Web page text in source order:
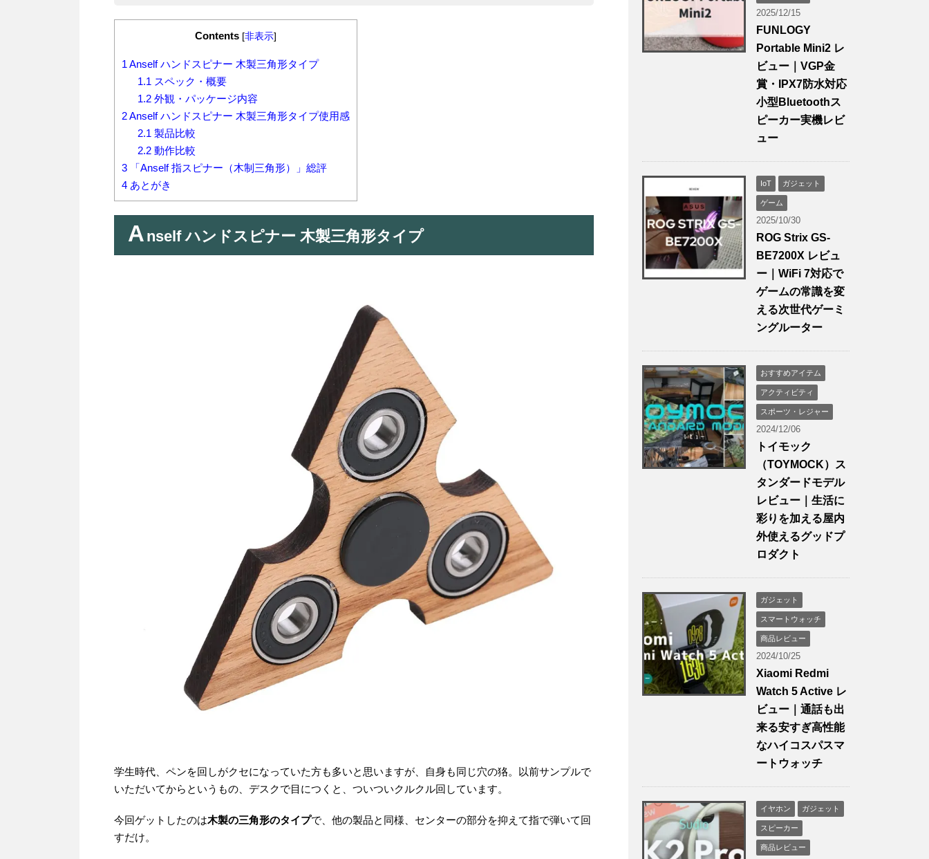
Contents [非表示]
1 Anself ハンドスピナー 木製三角形タイプ
1.1 スペック・概要
1.2外観・パッケージ内容
2Anself ハンドスピナー 木製三角形タイプ使用感
2.1 製品比較
2.2動作比較
3 「Anself 指スピナー（木制三角形）」総評
4 あとがき
A nself ハンドスピナー 木製三角形タイプ
学生時代、ペンを回しがクセになっていた方も多いと思いますが、自身も同じ穴の狢。以前サンプルで
いただいてからというもの、デスクで目につくと、ついついクルクル回しています。
今回ゲットしたのは木製の三角形のタイプで、他の製品と同様、センターの部分を抑えて指で弾いて回
すだけ。
2025/12/15
FUNLOGY
Portable Mini2 レ
ビュー｜VGP金
賞・IPX7防水対応
小型Bluetoothス
ピーカー実機レビ
ュー
IoT ガジェット
ゲーム
2025/10/30
ROG Strix GS-
BE7200X レビュ
ー｜WiFi 7対応で
ゲームの常識を変
える次世代ゲーミ
ングルーター
おすすめアイテム
アクティビティ
スポーツ・レジャー
2024/12/06
トイモック
（TOYMOCK）ス
タンダードモデル
レビュー｜生活に
彩りを加える屋内
外使えるグッドプ
ロダクト
ガジェット
スマートウォッチ
商品レビュー
2024/10/25
Xiaomi Redmi
Watch 5 Active レ
ビュー｜通話も出
来る安すぎ高性能
なハイコスパスマ
ートウォッチ
イヤホン ガジェット
スピーカー
商品レビュー